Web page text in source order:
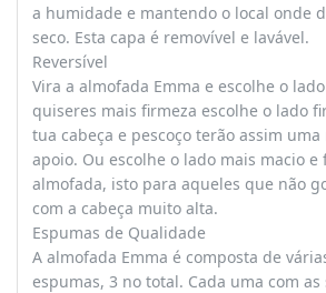
a humidade e mantendo o local onde
seco. Esta capa é removível e lavável.
Reversível
Vira a almofada Emma e escolhe o
quiseres mais firmeza escolhe o lado
tua cabeça e pescoço terão assim
apoio. Ou escolhe o lado mais macio e
almofada, isto para aqueles que não
com a cabeça muito alta.
Espumas de Qualidade
A almofada Emma é composta de
espumas, 3 no total. Cada uma com as